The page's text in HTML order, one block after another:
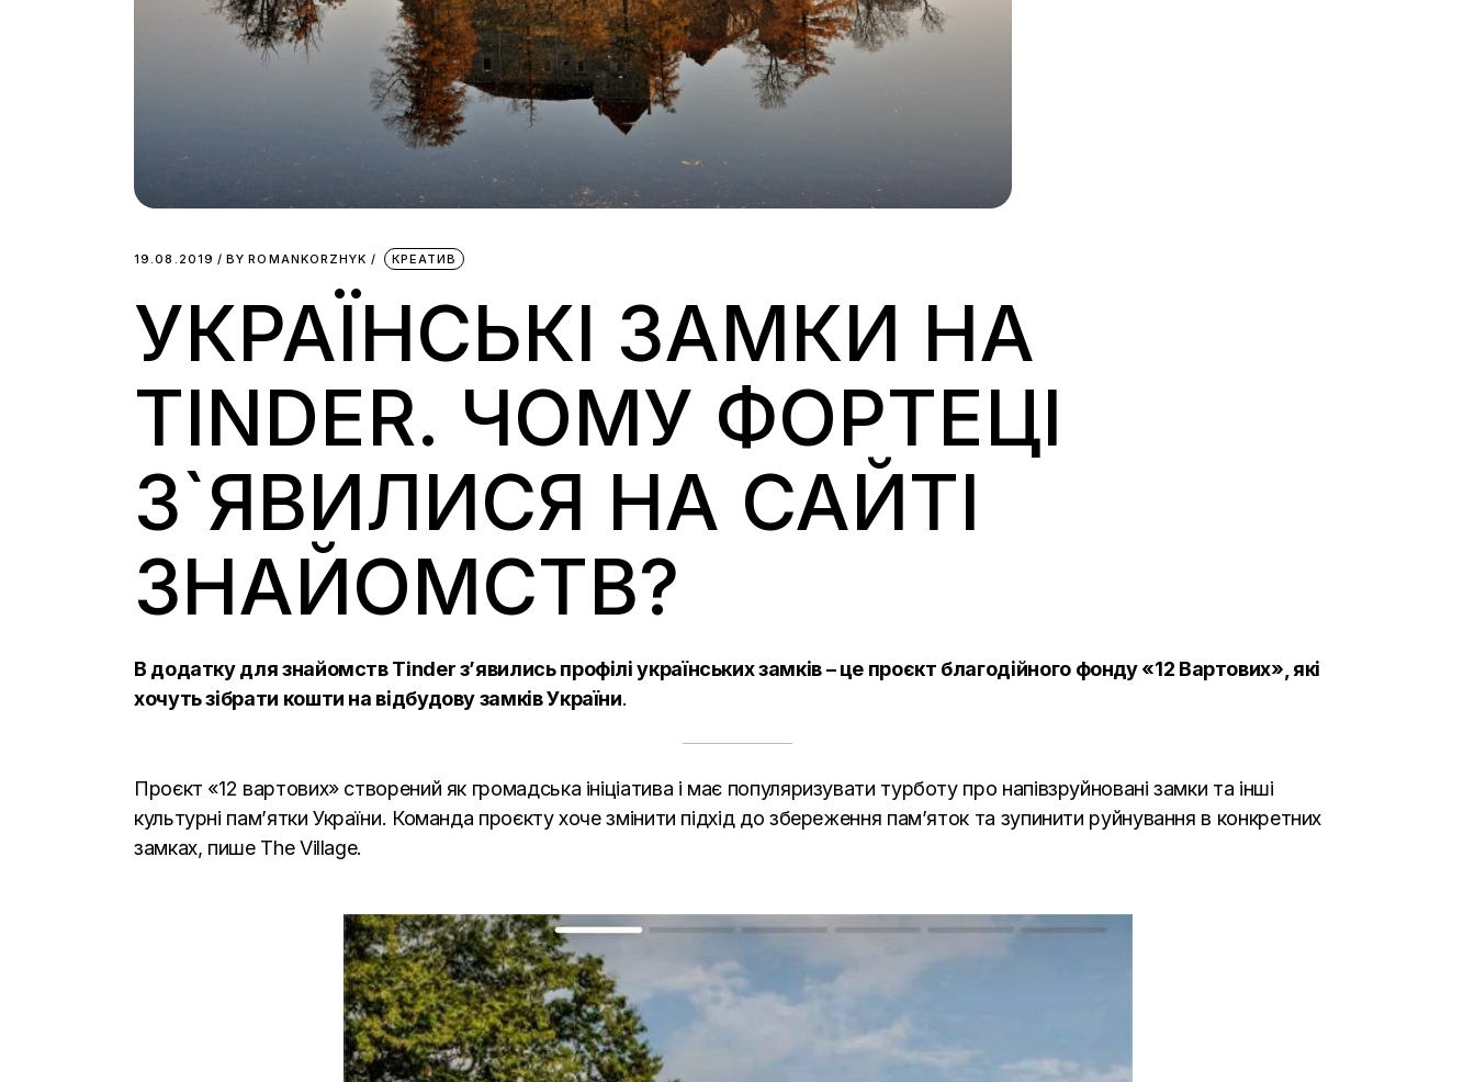
19.08.2019 BY ROMANKORZHYK КРЕАТИВ
УКРАЇНСЬКІ ЗАМКИ НА
TINDER. ЧОМУ ФОРТЕЦІ
З`ЯВИЛИСЯ НА САЙТІ
ЗНАЙОМСТВ?
В додатку для знайомств Tinder з’явились профілі українських замків – це проєкт благодійного фонду «12 Вартових», які
хочуть зібрати кошти на відбудову замків України.
Проєкт «12 вартових» створений як громадська ініціатива і має популяризувати турботу про напівзруйновані замки та інші
культурні пам’ятки України. Команда проєкту хоче змінити підхід до збереження пам’яток та зупинити руйнування в конкретних
замках, пише The Village.